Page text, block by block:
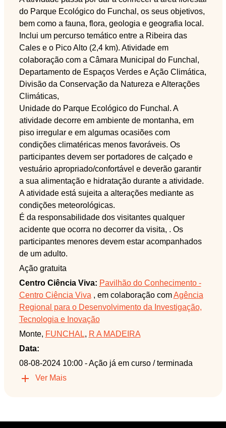
do Parque Ecológico do Funchal, os seus objetivos,
bem como a fauna, flora, geologia e geografia local.
Inclui um percurso temático entre a Ribeira das
Cales e o Pico Alto (2,4 km). Atividade em
colaboração com a Câmara Municipal do Funchal,
Departamento de Espaços Verdes e Ação Climática,
Divisão da Conservação da Natureza e Alterações
Climáticas,
Unidade do Parque Ecológico do Funchal. A
atividade decorre em ambiente de montanha, em
piso irregular e em algumas ocasiões com
condições climatéricas menos favoráveis. Os
participantes devem ser portadores de calçado e
vestuário apropriado/confortável e deverão garantir
a sua alimentação e hidratação durante a atividade.
A atividade está sujeita a alterações mediante as
condições meteorológicas.
É da responsabilidade dos visitantes qualquer
acidente que ocorra no decorrer da visita, . Os
participantes menores devem estar acompanhados
de um adulto.
Ação gratuita
Centro Ciência Viva: Pavilhão do Conhecimento -
Centro Ciência Viva , em colaboração comAgência
Regional para o Desenvolvimento da Investigação,
Tecnologia e Inovação
Monte, FUNCHAL, R A MADEIRA
Data:
08-08-2024 10:00 - Ação já em curso / terminada
Ver Mais